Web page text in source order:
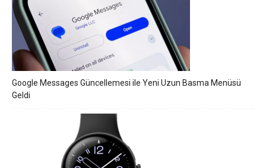
Google Messages Güncellemesi ile Yeni Uzun Basma Menüsü
Geldi